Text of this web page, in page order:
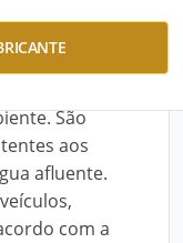
da
PRFV,
São
aos
afluente.
com a